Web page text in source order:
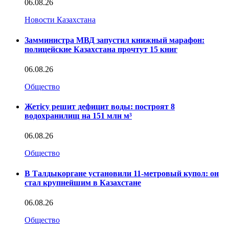
06.08.26
Новости Казахстана
Замминистра МВД запустил книжный марафон:
полицейские Казахстана прочтут 15 книг
06.08.26
Общество
Жетісу решит дефицит воды: построят 8
водохранилищ на 151 млн м³
06.08.26
Общество
В Талдыкоргане установили 11-метровый купол: он
стал крупнейшим в Казахстане
06.08.26
Общество